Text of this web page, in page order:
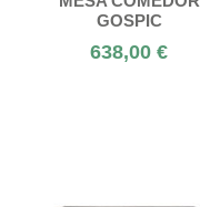
GOSPIC
638,00 €